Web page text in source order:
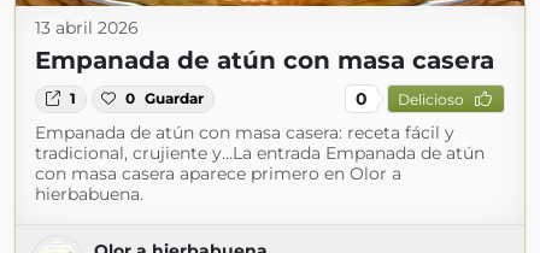
13 abril 2026
Empanada de atún con masa casera
1 0 Guardar 0 Delicioso
Empanada de atún con masa casera: receta fácil y
tradicional, crujiente y…La entrada Empanada de atún
con masa casera aparece primero en Olor a
hierbabuena.